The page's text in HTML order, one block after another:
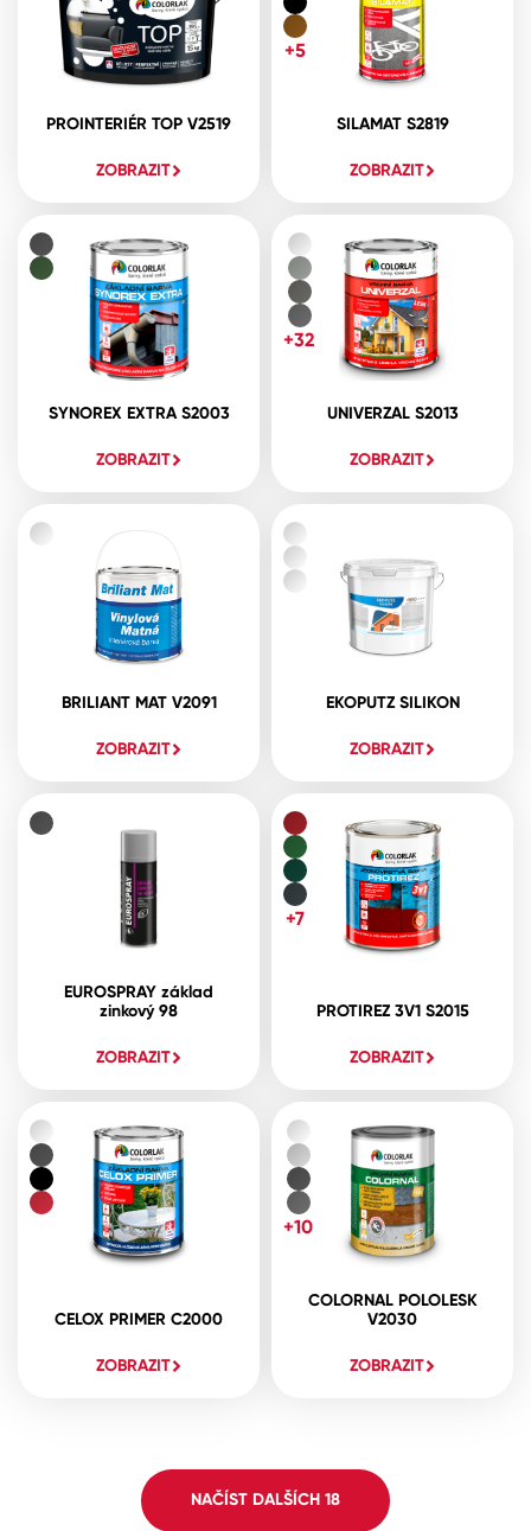
PROINTERIÉR TOP V2519
ZOBRAZIT
SILAMAT S2819
ZOBRAZIT
+5
SYNOREX EXTRA S2003
ZOBRAZIT
UNIVERZAL S2013
ZOBRAZIT
+32
BRILIANT MAT V2091
ZOBRAZIT
EKOPUTZ SILIKON
ZOBRAZIT
EUROSPRAY základ
zinkový 98
ZOBRAZIT
PROTIREZ 3V1 S2015
ZOBRAZIT
+7
CELOX PRIMER C2000
ZOBRAZIT
COLORNAL POLOLESK
V2030
ZOBRAZIT
+10
NAČÍST DALŠÍCH 18